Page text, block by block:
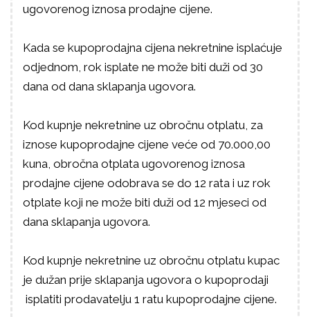
ugovorenog iznosa prodajne cijene.
Kada se kupoprodajna cijena nekretnine isplaćuje
odjednom, rok isplate ne može biti duži od 30
dana od dana sklapanja ugovora.
Kod kupnje nekretnine uz obročnu otplatu, za
iznose kupoprodajne cijene veće od 70.000,00
kuna, obročna otplata ugovorenog iznosa
prodajne cijene odobrava se do 12 rata i uz rok
otplate koji ne može biti duži od 12 mjeseci od
dana sklapanja ugovora.
Kod kupnje nekretnine uz obročnu otplatu kupac
je dužan prije sklapanja ugovora o kupoprodaji
isplatiti prodavatelju 1 ratu kupoprodajne cijene.